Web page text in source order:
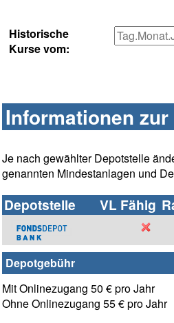
Historische
Kurse vom:
Informationen
Je nach gewählter Depotstelle
genannten Mindestanlagen und
Depotstelle VL Fähig
Depotgebühr
Mit Onlinezugang 50 € pro Jahr
Ohne Onlinezugang 55 € pro Jahr